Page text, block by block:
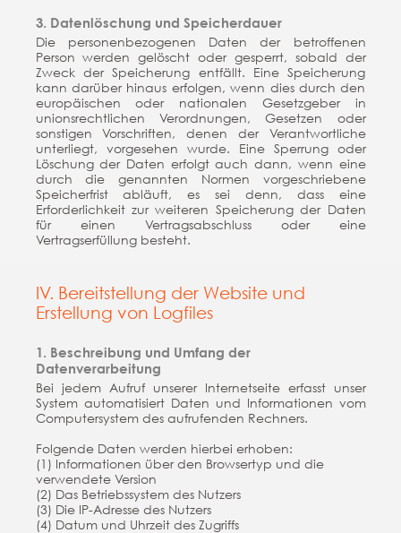
3. Datenlöschung und Speicherdauer
Die personenbezogenen Daten der betroffenen
Person werden gelöscht oder gesperrt, sobald der
Zweck der Speicherung entfällt. Eine Speicherung
kann darüber hinaus erfolgen, wenn dies durch den
europäischen oder nationalen Gesetzgeber in
unionsrechtlichen Verordnungen, Gesetzen oder
sonstigen Vorschriften, denen der Verantwortliche
unterliegt, vorgesehen wurde. Eine Sperrung oder
Löschung der Daten erfolgt auch dann, wenn eine
durch die genannten Normen vorgeschriebene
Speicherfrist abläuft, es sei denn, dass eine
Erforderlichkeit zur weiteren Speicherung der Daten
für einen Vertragsabschluss oder eine
Vertragserfüllung besteht.
IV. Bereitstellung der Website und
Erstellung von Logfiles
1. Beschreibung und Umfang der
Datenverarbeitung
Bei jedem Aufruf unserer Internetseite erfasst unser
System automatisiert Daten und Informationen vom
Computersystem des aufrufenden Rechners.
Folgende Daten werden hierbei erhoben:
(1) Informationen über den Browsertyp und die
verwendete Version
(2) Das Betriebssystem des Nutzers
(3) Die IP-Adresse des Nutzers
(4) Datum und Uhrzeit des Zugriffs